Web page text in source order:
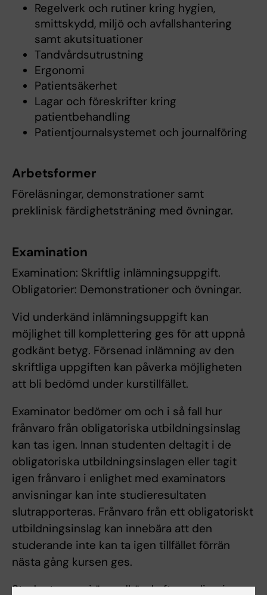
Regelverk och rutiner kring hygien,
smittskydd, miljö och avfallshantering
samt akutsituationer
Tandvårdsutrustning
Ergonomi
Patientsäkerhet
Lagar och föreskrifter kring
patientbehandling
Patientjournalsystemet och journalföring
Arbetsformer
Föreläsningar, demonstrationer samt
preklinisk färdighetsträning med övningar.
Examination
Examination: Skriftlig inlämningsuppgift.
Obligatorier: Demonstrationer och övningar.
Vid underkänd inlämningsuppgift kan
möjlighet till komplettering ges för att uppnå
godkänt betyg. Försenad inlämning av den
skriftliga uppgiften kan påverka möjligheten
att bli bedömd under kurstillfället.
Examinator bedömer om och i så fall hur
frånvaro från obligatoriska utbildningsinslag
kan tas igen. Innan studenten deltagit i de
obligatoriska utbildningsinslagen eller tagit
igen frånvaro i enlighet med examinators
anvisningar kan inte studieresultaten
slutrapporteras. Frånvaro från ett obligatoriskt
utbildningsinslag kan innebära att den
studerande inte kan ta igen tillfället förrän
nästa gång kursen ges.
Student som ej är godkänd efter ordinarie